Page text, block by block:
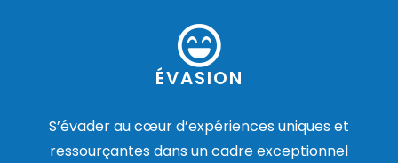
ÉVASION
S’évader au cœur d’expériences uniques et
ressourçantes dans un cadre exceptionnel